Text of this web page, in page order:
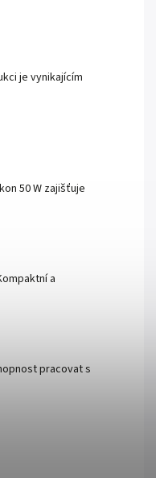
je vynikajícím
50 W zajišťuje
a
pracovat s